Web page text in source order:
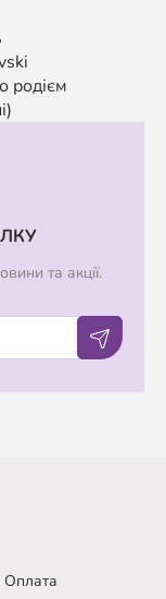
родієм
та акції.
Оплата